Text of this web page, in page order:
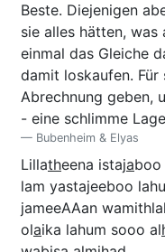
Beste. Diejenigen
sie alles hätten,
einmal das Gleiche
damit loskaufen.
Abrechnung geben,
- eine schlimme
Bubenheim & Elyas
Lillatheena istajaboo
lam yastajeeboo
jameeAAan
olaika lahum sooo al